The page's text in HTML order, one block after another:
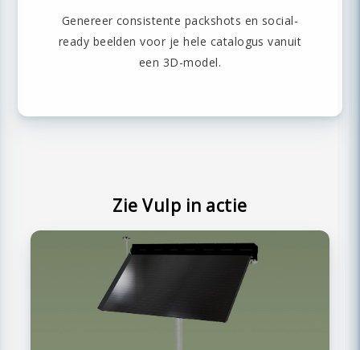
Genereer consistente packshots en social-
ready beelden voor je hele catalogus vanuit
een 3D-model.
Zie Vulp in actie